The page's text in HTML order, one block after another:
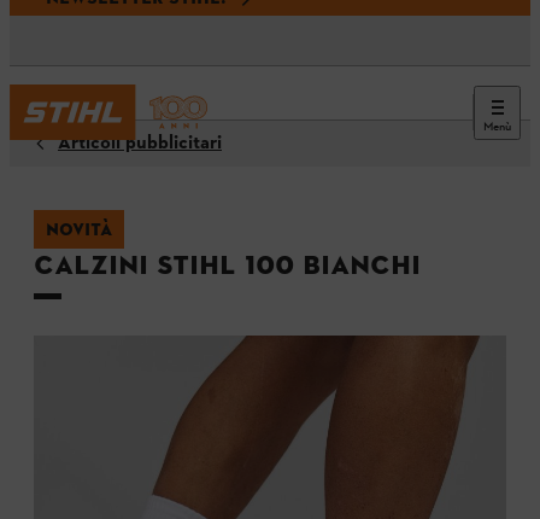
Menù
Articoli pubblicitari
NOVITÀ
Calzini STIHL 100 Bianchi